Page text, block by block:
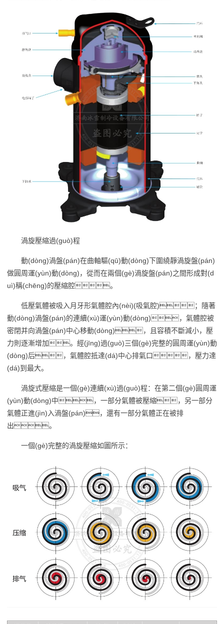
渦旋壓縮過(guò)程
動(dòng)渦盤(pán)在曲軸驅(qū)動(dòng)下圍繞靜渦旋盤(pán)
做圓周運(yùn)動(dòng)，從而在兩個(gè)渦旋盤(pán)之間形成對(d
uì)稱(chēng)的壓縮腔。
低壓氣體被吸入月牙形氣體腔內(nèi)(吸氣腔)；隨著
動(dòng)渦盤(pán)的連續(xù)運(yùn)動(dòng)，氣體腔被
密閉并向渦盤(pán)中心移動(dòng)，且容積不斷減小，壓
力則逐漸增加。經(jīng)過(guò)三個(gè)完整的圓周運(yùn)動
(dòng)后，氣體腔抵達(dá)中心排氣口，壓力達
(dá)到最大。
渦旋式壓縮是一個(gè)連續(xù)過(guò)程：在第二個(gè)圓周運
(yùn)動(dòng)中，一部分氣體被壓縮，另一部分
氣體正進(jìn)入渦盤(pán)，還有一部分氣體正在被排
出。
一個(gè)完整的渦旋壓縮如圖所示：